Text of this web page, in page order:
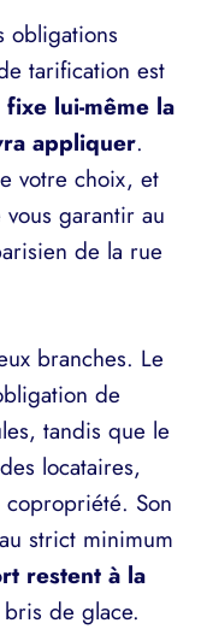
obligations
tarification est
fixe lui-même la
appliquer.
votre choix, et
garantir au
de la rue
branches. Le
de
tandis que le
locataires,
Son
strict minimum
restent à la
de glace.